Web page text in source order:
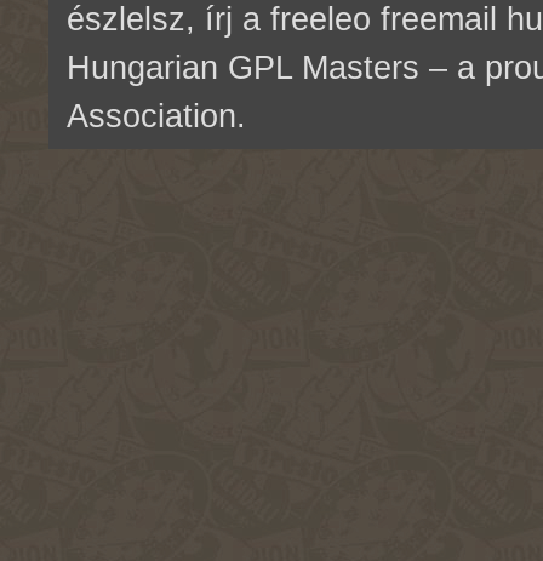
észlelsz, írj a freeleo freemail
Hungarian GPL Masters – a
Association.